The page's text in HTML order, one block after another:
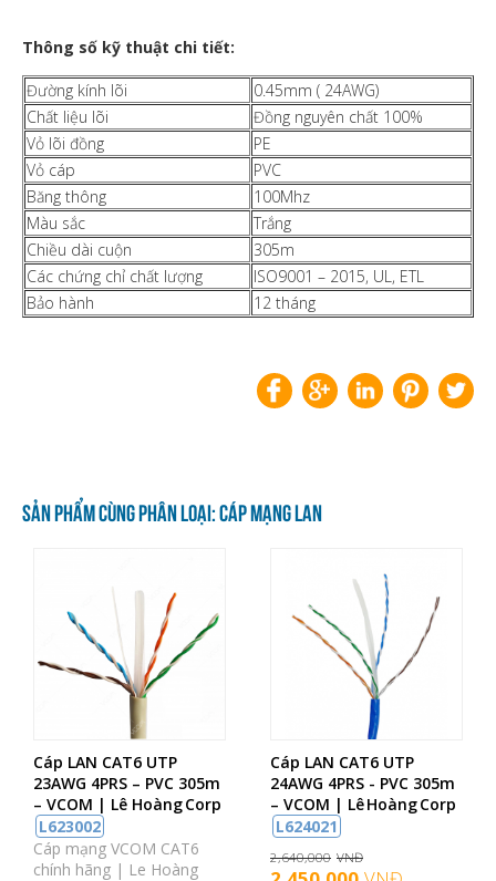
Thông số kỹ thuật chi tiết:
Đường kính lõi
0.45mm ( 24AWG)
Chất liệu lõi
Đồng nguyên chất 100%
Vỏ lõi đồng
PE
Vỏ cáp
PVC
Băng thông
100Mhz
Màu sắc
Trắng
Chiều dài cuộn
305m
Các chứng chỉ chất lượng
ISO9001 – 2015, UL, ETL
Bảo hành
12 tháng
SẢN PHẨM CÙNG PHÂN LOẠI: CÁP MẠNG LAN
Cáp LAN CAT6 UTP
23AWG 4PRS – PVC 305m
– VCOM | Lê Hoàng Corp
L623002
Cáp mạng VCOM CAT6
chính hãng | Le Hoàng
Cáp LAN CAT6 UTP
24AWG 4PRS - PVC 305m
– VCOM | Lê Hoàng Corp
L624021
2,640,000 VNĐ